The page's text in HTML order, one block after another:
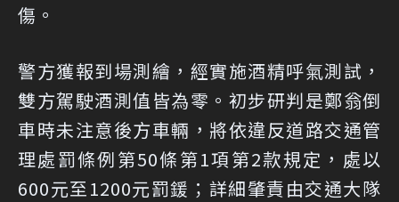
傷。
警方獲報到場測繪，經實施酒精呼氣測試，
雙方駕駛酒測值皆為零。初步研判是鄭翁倒
車時未注意後方車輛，將依違反道路交通管
理處罰條例第50條第1項第2款規定，處以
600元至1200元罰鍰；詳細肇責由交通大隊